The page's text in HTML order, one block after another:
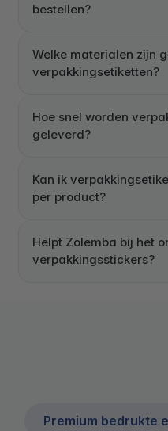
bestellen?
Welke materialen zijn
verpakkingsetiketten?
Hoe snel worden
geleverd?
Kan ik
per product?
Helpt Zolemba bij het
verpakkingsstickers?
Premium bedrukte